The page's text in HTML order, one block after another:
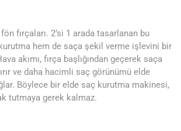
fırçaları. 2’si 1 arada tasarlanan bu
hem de saça şekil verme işlevini bir
akımı, fırça başlığından geçerek saça
ve daha hacimli saç görünümü elde
Böylece bir elde saç kurutma makinesi,
tutmaya gerek kalmaz.